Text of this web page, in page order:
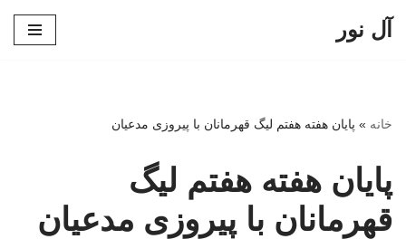
آل نور
خانه » پایان هفته هفتم لیگ قهرمانان با پیروزی مدعیان
پایان هفته هفتم لیگ
قهرمانان با پیروزی مدعیان